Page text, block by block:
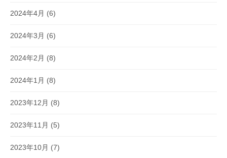
2024年4月 (6)
2024年3月 (6)
2024年2月 (8)
2024年1月 (8)
2023年12月 (8)
2023年11月 (5)
2023年10月 (7)